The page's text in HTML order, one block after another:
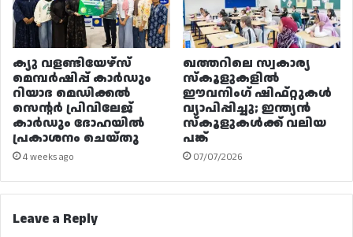
ക്യു വളണ്ടിയേഴ്‌സ്
മെമ്പർഷിപ്പ് കാർഡും
റിയാദ മെഡിക്കൽ
സെന്റർ പ്രിവിലേജ്
കാർഡും ദോഹയിൽ
പ്രകാശനം ചെയ്തു
4 weeks ago
ഖത്തറിലെ സ്വകാര്യ
സ്കൂളുകളിൽ
ഈവനിംഗ് ഷിഫ്റ്റുകൾ
വ്യാപിപ്പിച്ചു; ഇന്ത്യൻ
സ്കൂളുകൾക്ക് വലിയ
പങ്ക്
07/07/2026
Leave a Reply